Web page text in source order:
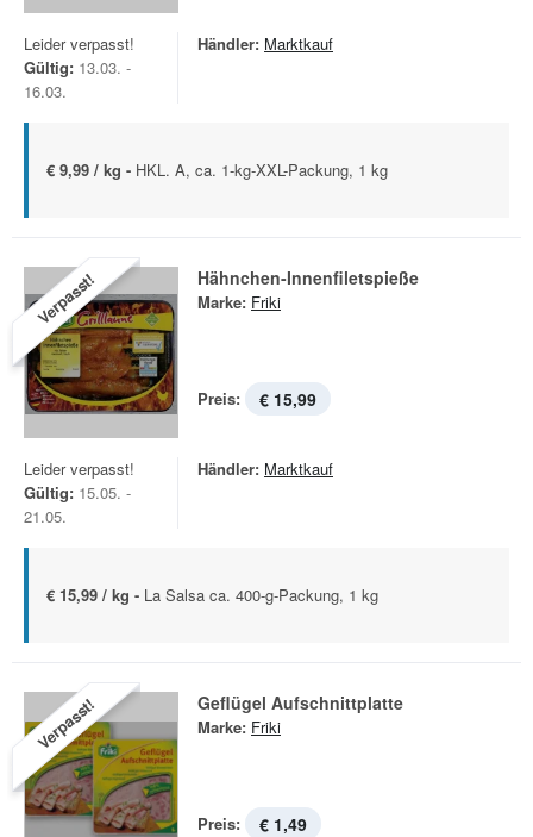
Leider verpasst!
Gültig: 13.03. -
16.03.
Händler: Marktkauf
€ 9,99 / kg - HKL. A, ca. 1-kg-XXL-Packung, 1 kg
Verpasst! Hähnchen-Innenfiletspieße
Marke: Friki
Preis: € 15,99
Leider verpasst!
Gültig: 15.05. -
21.05.
Händler: Marktkauf
€ 15,99 / kg - La Salsa ca. 400-g-Packung, 1 kg
Verpasst! Geflügel Aufschnittplatte
Marke: Friki
Preis: € 1,49